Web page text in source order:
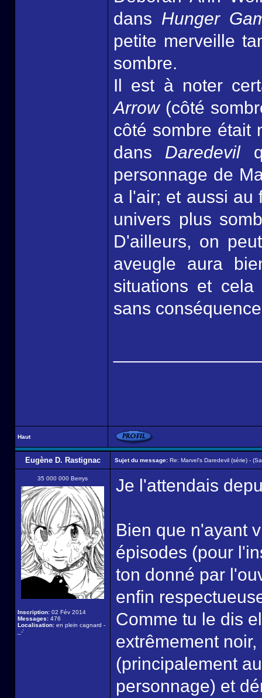
dans Hunger
petite merveille
sombre.
Il est à noter
Arrow(côté
côté sombre était
dans Daredevil
personnage de
a l'air; et aussi au
univers plus
D'ailleurs, on
aveugle aura
situations et
sans
Haut
Eugène D. Rastignac Sujet du message: Re: Marvel's Daredevil (série) -
35 000 000 Berrys
Inscription: 02 Fév 2014
Messages: 476
Localisation: en plein cagnard -
_-'
Je l'attendais
Bien que n'ayant
épisodes (pour
ton donné par
enfin
Comme tu le dis
extrêmement
(principalement
personnage) et